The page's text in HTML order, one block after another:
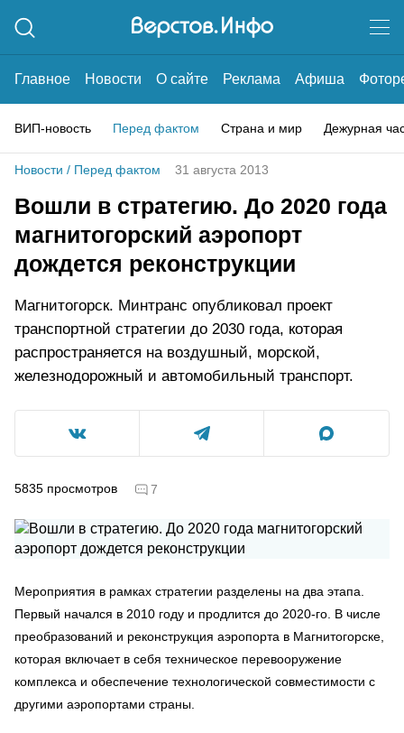
Главное Новости О сайте Реклама Афиша
ВИП-новость Перед фактом Страна и мир Дежурная
Новости / Перед фактом 31 августа 2013
Вошли в стратегию. До 2020 года
магнитогорский аэропорт
дождется реконструкции
Магнитогорск. Минтранс опубликовал проект
транспортной стратегии до 2030 года, которая
распространяется на воздушный, морской,
железнодорожный и автомобильный транспорт.
5835 просмотров 7
Мероприятия в рамках стратегии разделены на два этапа.
Первый начался в 2010 году и продлится до 2020-го. В числе
преобразований и реконструкция аэропорта в Магнитогорске,
которая включает в себя техническое перевооружение
комплекса и обеспечение технологической совместимости с
другими аэропортами страны.